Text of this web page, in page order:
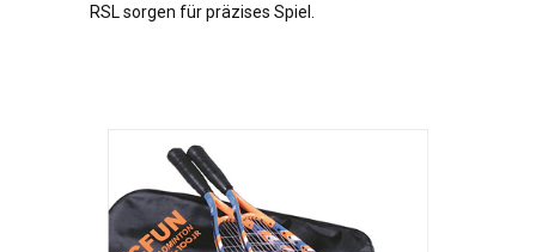
RSL sorgen für präzises Spiel.